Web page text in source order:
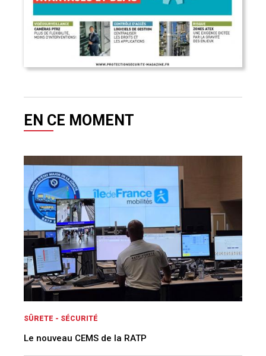
EN CE MOMENT
SÛRETE - SÉCURITÉ
Le nouveau CEMS de la RATP